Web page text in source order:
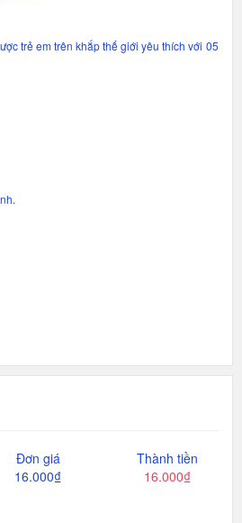
trẻ em trên khắp thế giới yêu thích với 05
Đơn giá
16.000₫
Thành tiền
16.000₫